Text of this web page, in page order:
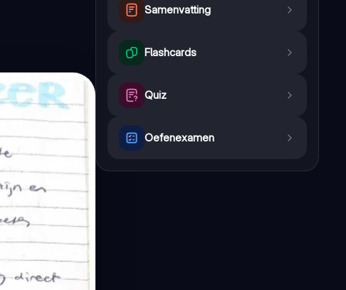
Samenvatting
Flashcards
Quiz
Oefenexamen